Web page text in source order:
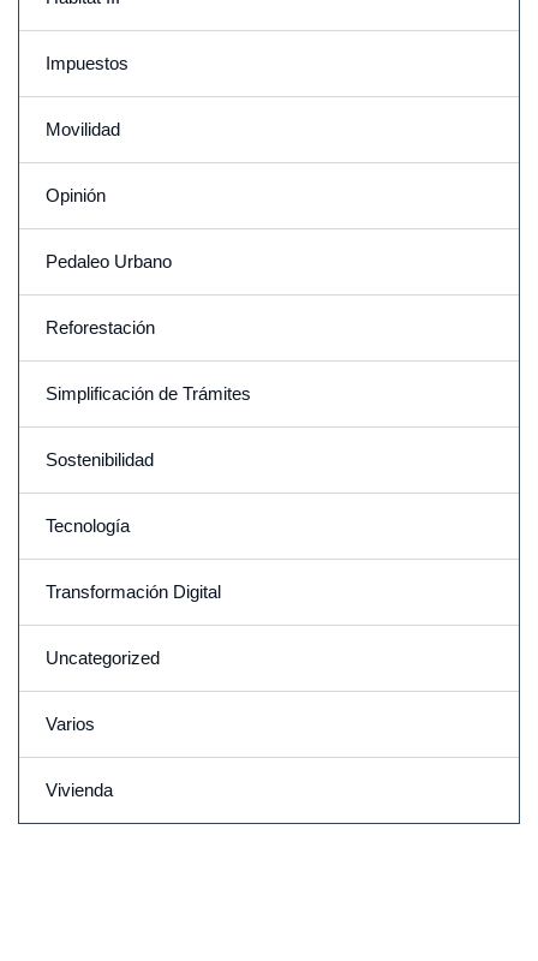
Impuestos
Movilidad
Opinión
Pedaleo Urbano
Reforestación
Simplificación de Trámites
Sostenibilidad
Tecnología
Transformación Digital
Uncategorized
Varios
Vivienda